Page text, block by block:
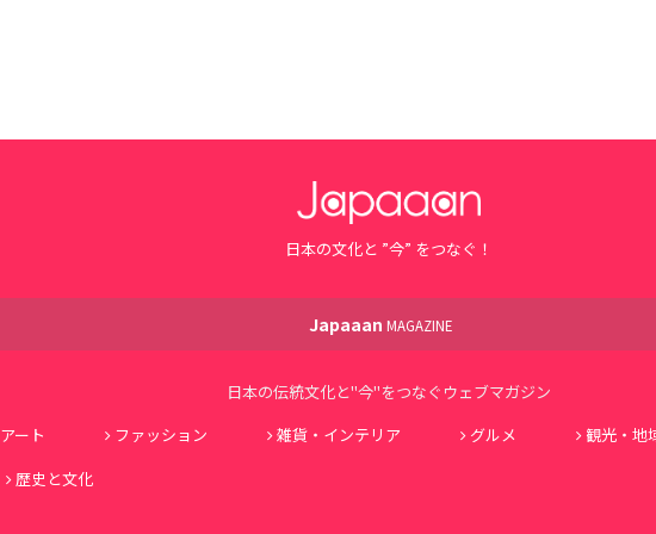
日本の文化と ”今” をつなぐ！
Japaaan MAGAZINE
日本の伝統文化と"今"をつなぐウェブマガジン
アート ファッション 雑貨・インテリア グルメ 観光・地
歴史と文化